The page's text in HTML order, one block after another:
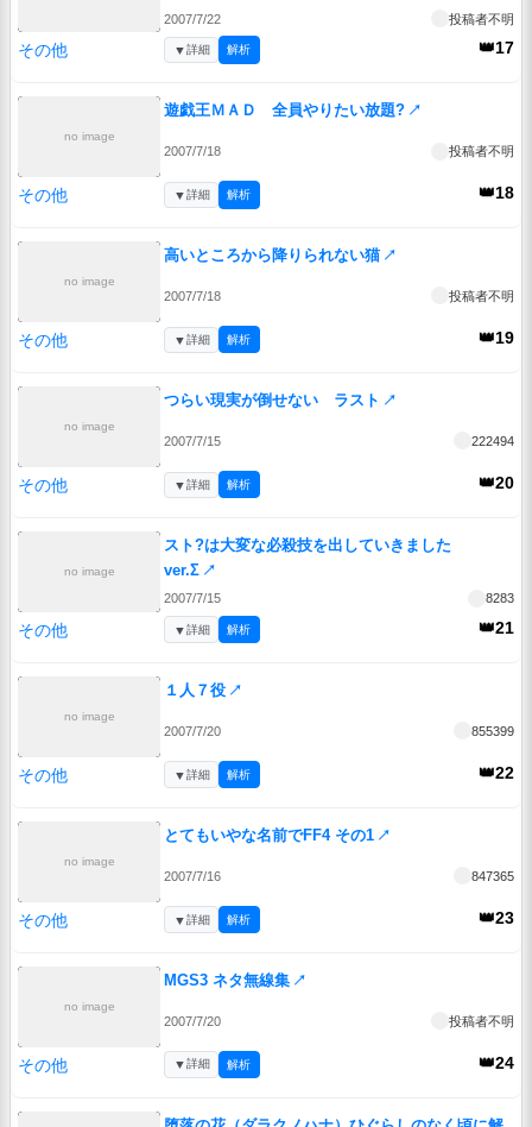
2007/7/22 投稿者不明
その他 👑17
▼詳細 解析
no image
遊戯王ＭＡＤ 全員やりたい放題? ↗
2007/7/18 投稿者不明
その他 👑18
▼詳細 解析
no image
高いところから降りられない猫 ↗
2007/7/18 投稿者不明
その他 👑19
▼詳細 解析
no image
つらい現実が倒せない ラスト ↗
2007/7/15 222494
その他 👑20
▼詳細 解析
no image
スト?は大変な必殺技を出していきました
ver.Σ ↗
2007/7/15 8283
その他 👑21
▼詳細 解析
no image
１人７役 ↗
2007/7/20 855399
その他 👑22
▼詳細 解析
no image
とてもいやな名前でFF4 その1 ↗
2007/7/16 847365
その他 👑23
▼詳細 解析
no image
MGS3 ネタ無線集 ↗
2007/7/20 投稿者不明
その他 👑24
▼詳細 解析